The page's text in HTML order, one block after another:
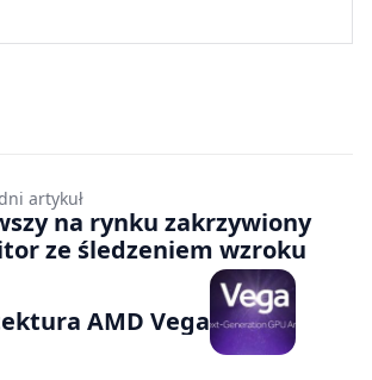
artykuł
na rynku zakrzywiony
ze śledzeniem wzroku
AMD Vega